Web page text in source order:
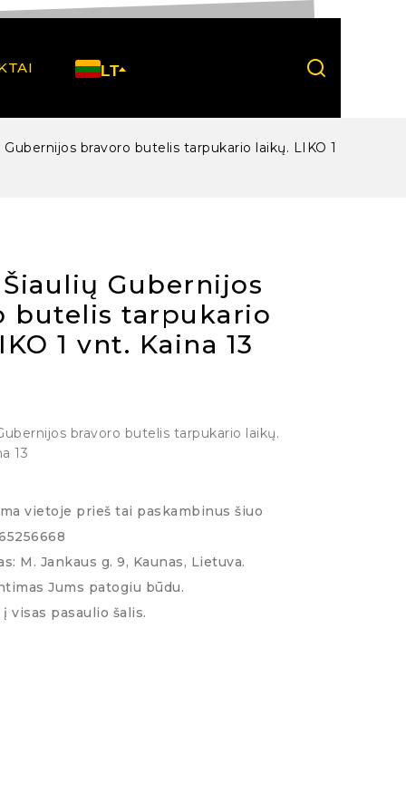
LT
bravoro butelis tarpukario laikų. LIKO 1
Gubernijos
butelis tarpukario
1 vnt. Kaina 13
bravoro butelis tarpukario laikų.
13
vietoje prieš tai paskambinus šiuo
M. Jankaus g. 9, Kaunas, Lietuva.
Jums patogiu būdu.
visas pasaulio šalis.